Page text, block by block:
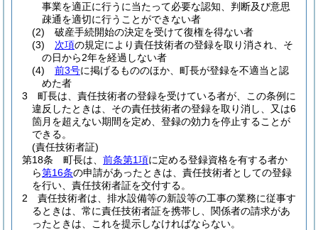
事業を適正に行うに当たって必要な認知、判断及び意思
疎通を適切に行うことができない者
(2)
破産手続開始の決定を受けて復権を得ない者
(3)
次項の規定により責任技術者の登録を取り消され、そ
の日から2年を経過しない者
(4)
前3号に掲げるもののほか、町長が登録を不適当と認
めた者
3
町長は、責任技術者の登録を受けている者が、この条例に
違反したときは、その責任技術者の登録を取り消し、又は6
箇月を超えない期間を定め、登録の効力を停止することが
できる。
(責任技術者証)
第18条
町長は、 前条第1項に定める登録資格を有する者か
ら第16条の申請があったときは、責任技術者としての登録
を行い、責任技術者証を交付する。
2
責任技術者は、排水設備等の新設等の工事の業務に従事す
るときは、常に責任技術者証を携帯し、関係者の請求があ
ったときは、これを提示しなければならない。